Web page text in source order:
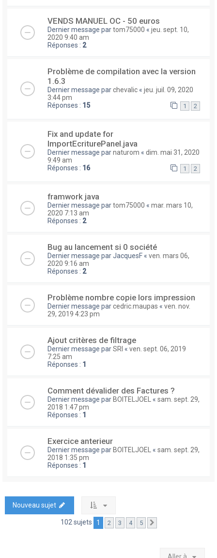
VENDS MANUEL OC - 50 euros
Dernier message partom75000 « jeu. sept. 10,
2020 9:40 am
Réponses : 2
Problème de compilation avec la version
1.6.3
Dernier message parchevalic « jeu. juil. 09, 2020
3:44 pm
Réponses : 15 1 2
Fix and update for
ImportEcriturePanel.java
Dernier message parnaturom « dim. mai 31, 2020
9:49 am
Réponses : 16 1 2
framwork java
Dernier message partom75000 « mar. mars 10,
2020 7:13 am
Réponses : 2
Bug au lancement si 0 société
Dernier message parJacquesF « ven. mars 06,
2020 9:16 am
Réponses : 2
Problème nombre copie lors impression
Dernier message parcedric.maupas « ven. nov.
29, 2019 4:23 pm
Ajout critères de filtrage
Dernier message parSRI « ven. sept. 06, 2019
7:25 am
Réponses : 1
Comment dévalider des Factures ?
Dernier message par BOITELJOEL « sam. sept. 29,
2018 1:47 pm
Réponses : 1
Exercice anterieur
Dernier message par BOITELJOEL « sam. sept. 29,
2018 1:35 pm
Réponses : 1
Nouveau sujet
102 sujets 1 2 3 4 5